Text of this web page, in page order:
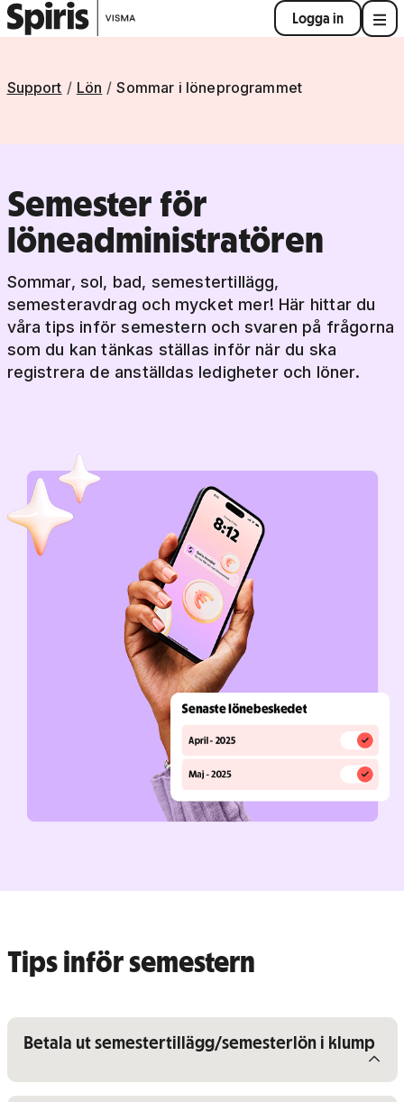
Logga in
Support Lön Sommar i löneprogrammet
Semester för
löneadministratören
Sommar, sol, bad, semestertillägg,
semesteravdrag och mycket mer! Här hittar du
våra tips inför semestern och svaren på frågorna
som du kan tänkas ställas inför när du ska
registrera de anställdas ledigheter och löner.
Tips inför semestern
Visa/dölj innehåll för
Betala ut semestertillägg/semesterlön i klump